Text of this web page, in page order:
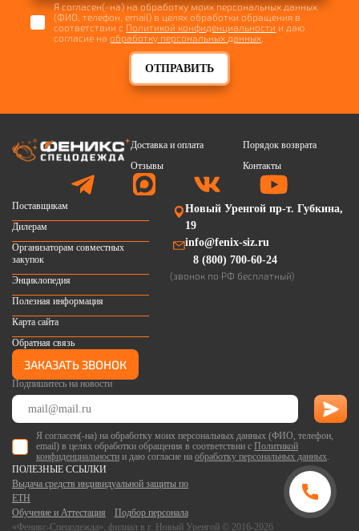
ОТПРАВИТЬ
Я согласен(-на) на обработку моих персональных данных
(ФИО, телефон, email) в целях обработки обращения в
соответствии с Политикой конфиденциальности и даю
согласие наобработку персональных данных
Доставка и оплата
Порядок возврата
Отзывы
Контакты
Подпишитесь на новости
Я согласен(-на) на обработку моих персональных данных (ФИО, телефон,
email) в целях обработки обращения в соответствии с Политикой
конфиденциальности и даю согласие на обработку персональных данных.
«Феникс-Спецодежда», филиал в г. Новый Уренгой © 2016-2026
Поставщикам
Дилерам
Организаторам совместных
закупок
Энциклопедия
Полезная информация
Карта сайта
Обратная связь
Новый Уренгой пр-т. Губкина,
19
info@fenix-siz.ru
8 (800) 700-60-24
(звонок по РФ бесплатный)
ЗАКАЗАТЬ ЗВОНОК
ПОЛЕЗНЫЕ ССЫЛКИ
Выдача средств индивидуальной защиты по
ЕТН
Обучение и Аттестация
Подбор персонала